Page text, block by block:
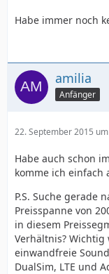
Habe immer noch
amilia
Anfänger
22. September 2015
Habe auch schon
komme ich einfach
P.S. Suche gerade
Preisspanne von
in diesem
Verhältnis?
einwandfreie
DualSim, LTE und